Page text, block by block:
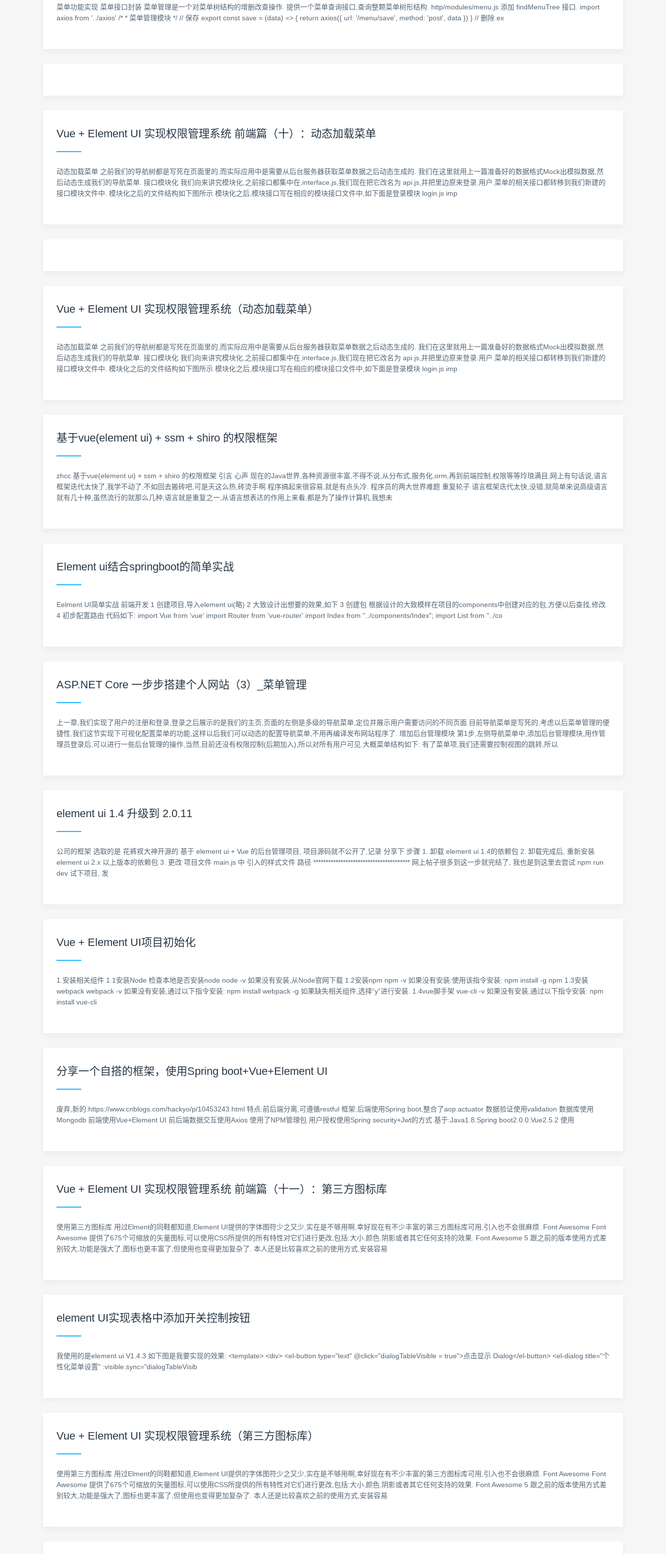
菜单功能实现 菜单接口封装 菜单管理是一个对菜单树结构的增删改查操作. 提供一个菜单查询接口,查询整颗菜单树形结构. http/modules/menu.js 添加 findMenuTree 接口. import
axios from '../axios' /* * 菜单管理模块 */ // 保存 export const save = (data) => { return axios({ url: '/menu/save', method: 'post', data }) } // 删除 ex
Vue + Element UI 实现权限管理系统 前端篇（十）：动态加载菜单
动态加载菜单 之前我们的导航树都是写死在页面里的,而实际应用中是需要从后台服务器获取菜单数据之后动态生成的. 我们在这里就用上一篇准备好的数据格式Mock出模拟数据,然
后动态生成我们的导航菜单. 接口模块化 我们向来讲究模块化,之前接口都集中在,interface.js,我们现在把它改名为 api.js,并把里边原来登录.用户.菜单的相关接口都转移到我们新建的
接口模块文件中. 模块化之后的文件结构如下图所示 模块化之后,模块接口写在相应的模块接口文件中,如下面是登录模块 login.js imp
Vue + Element UI 实现权限管理系统（动态加载菜单）
动态加载菜单 之前我们的导航树都是写死在页面里的,而实际应用中是需要从后台服务器获取菜单数据之后动态生成的. 我们在这里就用上一篇准备好的数据格式Mock出模拟数据,然
后动态生成我们的导航菜单. 接口模块化 我们向来讲究模块化,之前接口都集中在,interface.js,我们现在把它改名为 api.js,并把里边原来登录.用户.菜单的相关接口都转移到我们新建的
接口模块文件中. 模块化之后的文件结构如下图所示 模块化之后,模块接口写在相应的模块接口文件中,如下面是登录模块 login.js imp
基于vue(element ui) + ssm + shiro 的权限框架
zhcc 基于vue(element ui) + ssm + shiro 的权限框架 引言 心声 现在的Java世界,各种资源很丰富,不得不说,从分布式,服务化,orm,再到前端控制,权限等等玲琅满目,网上有句话说,语言
框架迭代太快了,我学不动了,不如回去搬砖吧,可是天这么热,砖烫手啊.程序搞起来很容易,就是有点头冷. 程序员的两大世界难题 重复轮子 语言框架迭代太快,没错,就简单来说高级语言
就有几十种,虽然流行的就那么几种,语言就是重复之一,从语言想表达的作用上来看,都是为了操作计算机,我想未
Element ui结合springboot的简单实战
Eelment UI简单实战 前端开发 1 创建项目,导入element ui(略) 2 大致设计出想要的效果,如下 3 创建包 根据设计的大致模样在项目的components中创建对应的包,方便以后查找,修改.
4 初步配置路由 代码如下: import Vue from 'vue' import Router from 'vue-router' import Index from "../components/Index"; import List from "../co
ASP.NET Core 一步步搭建个人网站（3）_菜单管理
上一章,我们实现了用户的注册和登录,登录之后展示的是我们的主页,页面的左侧是多级的导航菜单,定位并展示用户需要访问的不同页面.目前导航菜单是写死的,考虑以后菜单管理的便
捷性,我们这节实现下可视化配置菜单的功能,这样以后我们可以动态的配置导航菜单,不用再编译发布网站程序了. 增加后台管理模块 第1步,左侧导航菜单中,添加后台管理模块,用作管
理员登录后,可以进行一些后台管理的操作,当然,目前还没有权限控制(后期加入),所以对所有用户可见.大概菜单结构如下: 有了菜单项,我们还需要控制视图的跳转,所以
element ui 1.4 升级到 2.0.11
公司的框架 选取的是 花裤衩大神开源的 基于 element ui + Vue 的后台管理项目, 项目源码就不公开了,记录 分享下 步骤 1. 卸载 element ui 1.4的依赖包 2. 卸载完成后, 重新安装
element ui 2.x 以上版本的依赖包 3. 更改 项目文件 main.js 中 引入的样式文件 路径 *************************************** 网上帖子很多到这一步就完结了, 我也是到这里去尝试 npm run
dev 试下项目, 发
Vue + Element UI项目初始化
1.安装相关组件 1.1安装Node 检查本地是否安装node node -v 如果没有安装,从Node官网下载 1.2安装npm npm -v 如果没有安装:使用该指令安装: npm install -g npm 1.3安装
webpack webpack -v 如果没有安装,通过以下指令安装: npm install webpack -g 如果缺失相关组件,选择“y”进行安装. 1.4vue脚手架 vue-cli -v 如果没有安装,通过以下指令安装: npm
install vue-cli
分享一个自搭的框架，使用Spring boot+Vue+Element UI
废弃,新的:https://www.cnblogs.com/hackyo/p/10453243.html 特点:前后端分离,可遵循restful 框架:后端使用Spring boot,整合了aop.actuator 数据验证使用validation 数据库使用
Mongodb 前端使用Vue+Element UI 前后端数据交互使用Axios 使用了NPM管理包 用户授权使用Spring security+Jwt的方式 基于:Java1.8.Spring boot2.0.0.Vue2.5.2 使用
Vue + Element UI 实现权限管理系统 前端篇（十一）：第三方图标库
使用第三方图标库 用过Elment的同鞋都知道,Element UI提供的字体图符少之又少,实在是不够用啊,幸好现在有不少丰富的第三方图标库可用,引入也不会很麻烦. Font Awesome Font
Awesome 提供了675个可缩放的矢量图标,可以使用CSS所提供的所有特性对它们进行更改,包括:大小.颜色.阴影或者其它任何支持的效果. Font Awesome 5 跟之前的版本使用方式差
别较大,功能是强大了,图标也更丰富了,但使用也变得更加复杂了. 本人还是比较喜欢之前的使用方式,安装容易
element UI实现表格中添加开关控制按钮
我使用的是element ui V1.4.3 如下图是我要实现的效果: <template> <div> <el-button type="text" @click="dialogTableVisible = true">点击显示 Dialog</el-button> <el-dialog title="个
性化菜单设置" :visible.sync="dialogTableVisib
Vue + Element UI 实现权限管理系统（第三方图标库）
使用第三方图标库 用过Elment的同鞋都知道,Element UI提供的字体图符少之又少,实在是不够用啊,幸好现在有不少丰富的第三方图标库可用,引入也不会很麻烦. Font Awesome Font
Awesome 提供了675个可缩放的矢量图标,可以使用CSS所提供的所有特性对它们进行更改,包括:大小.颜色.阴影或者其它任何支持的效果. Font Awesome 5 跟之前的版本使用方式差
别较大,功能是强大了,图标也更丰富了,但使用也变得更加复杂了. 本人还是比较喜欢之前的使用方式,安装容易